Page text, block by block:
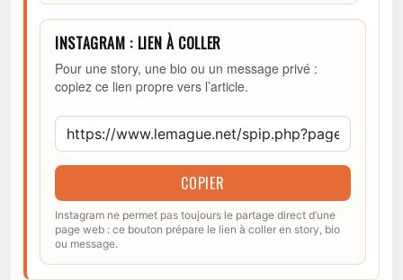
INSTAGRAM : LIEN À COLLER
Pour une story, une bio ou un message privé :
copiez ce lien propre vers l’article.
COPIER
Instagram ne permet pas toujours le partage direct d’une
page web : ce bouton prépare le lien à coller en story, bio
ou message.